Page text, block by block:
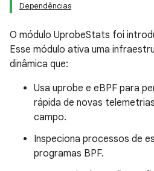
Dependências
O módulo UprobeStats foi
Esse módulo ativa uma
dinâmica que:
Usa uprobe e eBPF para
rápida de novas
campo.
Inspeciona processos de
programas BPF.